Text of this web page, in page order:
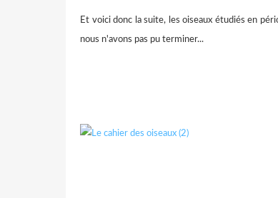
Et voici donc la suite, les oiseaux étudiés en
nous n'avons pas pu terminer...